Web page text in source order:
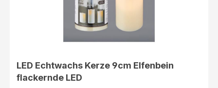
LED Echtwachs Kerze 9cm Elfenbein
flackernde LED